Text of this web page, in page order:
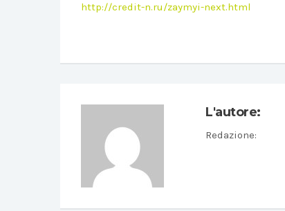
http://credit-n.ru/zaymyi-next.html
L'autore:
Redazione: